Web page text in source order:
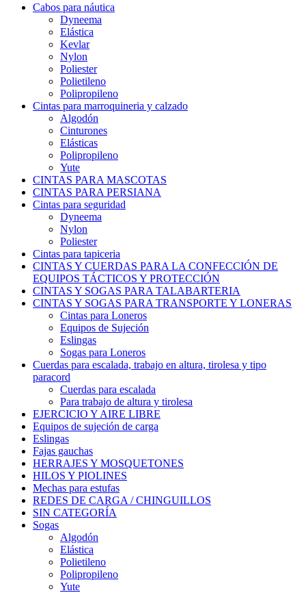
Cabos para náutica
Dyneema
Elástica
Kevlar
Nylon
Poliester
Polietileno
Polipropileno
Cintas para marroquineria y calzado
Algodón
Cinturones
Elásticas
Polipropileno
Yute
CINTAS PARA MASCOTAS
CINTAS PARA PERSIANA
Cintas para seguridad
Dyneema
Nylon
Poliester
Cintas para tapiceria
CINTAS Y CUERDAS PARA LA CONFECCIÓN DE
EQUIPOS TÁCTICOS Y PROTECCIÓN
CINTAS Y SOGAS PARA TALABARTERIA
CINTAS Y SOGAS PARA TRANSPORTE Y LONERAS
Cintas para Loneros
Equipos de Sujeción
Eslingas
Sogas para Loneros
Cuerdas para escalada, trabajo en altura, tirolesa y tipo
paracord
Cuerdas para escalada
Para trabajo de altura y tirolesa
EJERCICIO Y AIRE LIBRE
Equipos de sujeción de carga
Eslingas
Fajas gauchas
HERRAJES Y MOSQUETONES
HILOS Y PIOLINES
Mechas para estufas
REDES DE CARGA / CHINGUILLOS
SIN CATEGORÍA
Sogas
Algodón
Elástica
Polietileno
Polipropileno
Yute